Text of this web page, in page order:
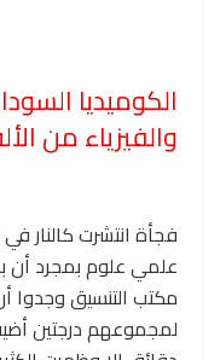
الكوميديا
والفيزياء من
فجأة انتشرت كالنار
علمي علوم بمجرد أن
مكتب التنسيق وجدوا
لمجموعهم درجتين